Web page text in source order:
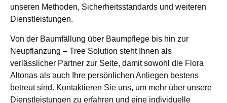
unseren Methoden, Sicherheitsstandards und weiteren
Dienstleistungen.
Von der Baumfällung über Baumpflege bis hin zur
Neupflanzung – Tree Solution steht Ihnen als
verlässlicher Partner zur Seite, damit sowohl die Flora
Altonas als auch Ihre persönlichen Anliegen bestens
betreut sind. Kontaktieren Sie uns, um mehr über unsere
Dienstleistungen zu erfahren und eine individuelle